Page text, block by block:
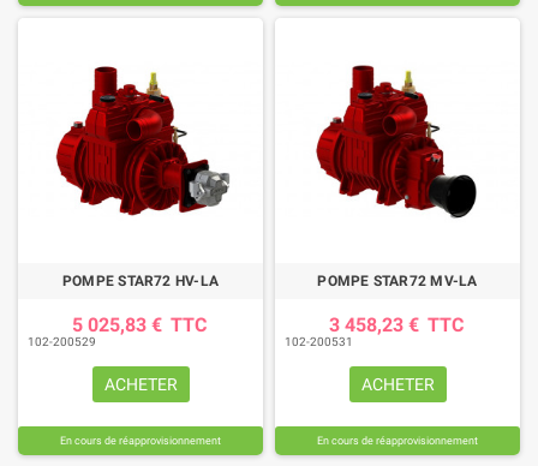
POMPE STAR72 HV-LA
5 025,83 € TTC
102-200529
ACHETER
En cours de réapprovisionnement
POMPE STAR72 MV-LA
3 458,23 € TTC
102-200531
ACHETER
En cours de réapprovisionnement